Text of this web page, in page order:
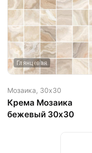
Глянцевая
Мозаика, 30х30
Крема Мозаика
бежевый 30х30